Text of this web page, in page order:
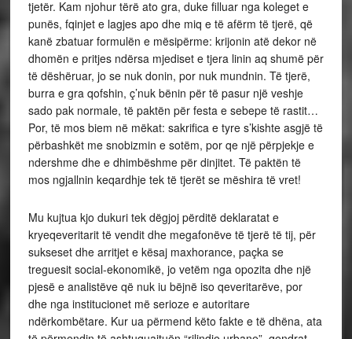
tjetër. Kam njohur tërë ato gra, duke filluar nga koleget e
punës, fqinjet e lagjes apo dhe miq e të afërm të tjerë, që
kanë zbatuar formulën e mësipërme: krijonin atë dekor në
dhomën e pritjes ndërsa mjediset e tjera linin aq shumë për
të dëshëruar, jo se nuk donin, por nuk mundnin. Të tjerë,
burra e gra qofshin, ç’nuk bënin për të pasur një veshje
sado pak normale, të paktën për festa e sebepe të rastit…
Por, të mos biem në mëkat: sakrifica e tyre s’kishte asgjë të
përbashkët me snobizmin e sotëm, por qe një përpjekje e
ndershme dhe e dhimbëshme për dinjitet. Të paktën të
mos ngjallnin keqardhje tek të tjerët se mëshira të vret!
Mu kujtua kjo dukuri tek dëgjoj përditë deklaratat e
kryeqeveritarit të vendit dhe megafonëve të tjerë të tij, për
sukseset dhe arritjet e kësaj maxhorance, paçka se
treguesit social-ekonomikë, jo vetëm nga opozita dhe një
pjesë e analistëve që nuk iu bëjnë iso qeveritarëve, por
dhe nga institucionet më serioze e autoritare
ndërkombëtare. Kur ua përmend këto fakte e të dhëna, ata